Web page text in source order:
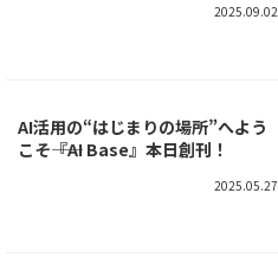
2025.09.02
AI活用の“はじまりの場所”へよう
こそ――『AI Base』本日創刊！
2025.05.27